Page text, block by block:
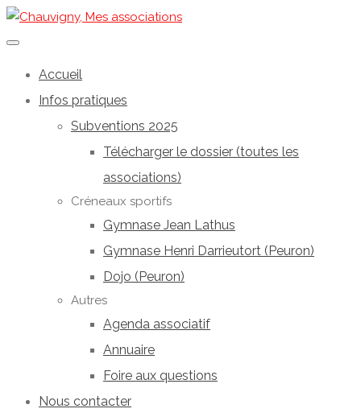
Accueil
Infos pratiques
Subventions 2025
Télécharger le dossier (toutes les
associations)
Créneaux sportifs
Gymnase Jean Lathus
Gymnase Henri Darrieutort (Peuron)
Dojo (Peuron)
Autres
Agenda associatif
Annuaire
Foire aux questions
Nous contacter